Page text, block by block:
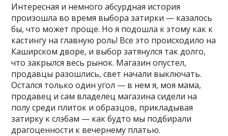
Интересная и немного абсурдная история
произошла во время выбора затирки — казалось
бы, что может проще. Но я подошла к этому как к
кастингу на главную роль! Все это происходило на
Каширском дворе, и выбор затянулся так долго,
что закрылся весь рынок. Магазин опустел,
продавцы разошлись, свет начали выключать.
Остался только один угол — в нем я, моя мама,
продавец и сам владелец магазина сидели на
полу среди плиток и образцов, прикладывая
затирку к слэбам — как будто мы подбирали
драгоценности к вечернему платью.